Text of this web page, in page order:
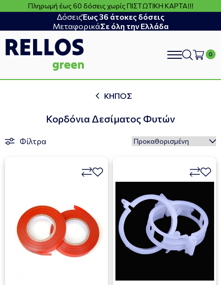
Πληρωμή έως 60 δόσεις χωρίς ΠΙΣΤΩΤΙΚΗ ΚΑΡΤΑ!!!
ΔόσειςΈως 36 άτοκες δόσεις
ΜεταφορικάΣε όλη την Ελλάδα
search
ΚΗΠΟΣ
Κορδόνια Δεσίματος Φυτών
Φίλτρα